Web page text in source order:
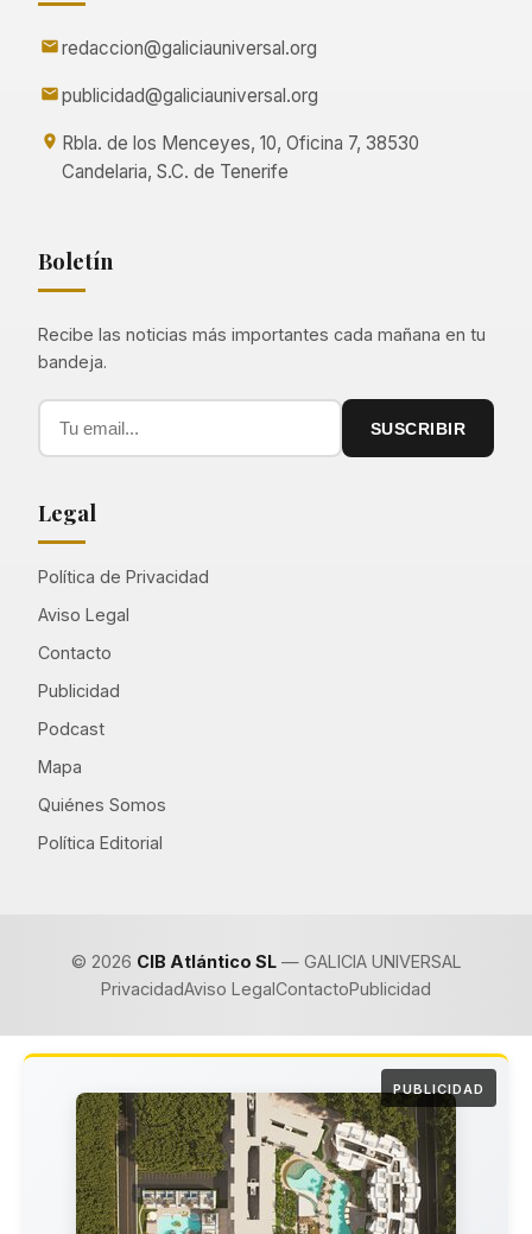
redaccion@galiciauniversal.org
publicidad@galiciauniversal.org
Rbla. de los Menceyes, 10, Oficina 7, 38530
Candelaria, S.C. de Tenerife
Boletín
Recibe las noticias más importantes cada mañana en tu
bandeja.
SUSCRIBIR
Legal
Política de Privacidad
Aviso Legal
Contacto
Publicidad
Podcast
Mapa
Quiénes Somos
Política Editorial
© 2026 CIB Atlántico SL— GALICIA UNIVERSAL
PrivacidadAviso LegalContactoPublicidad
PUBLICIDAD